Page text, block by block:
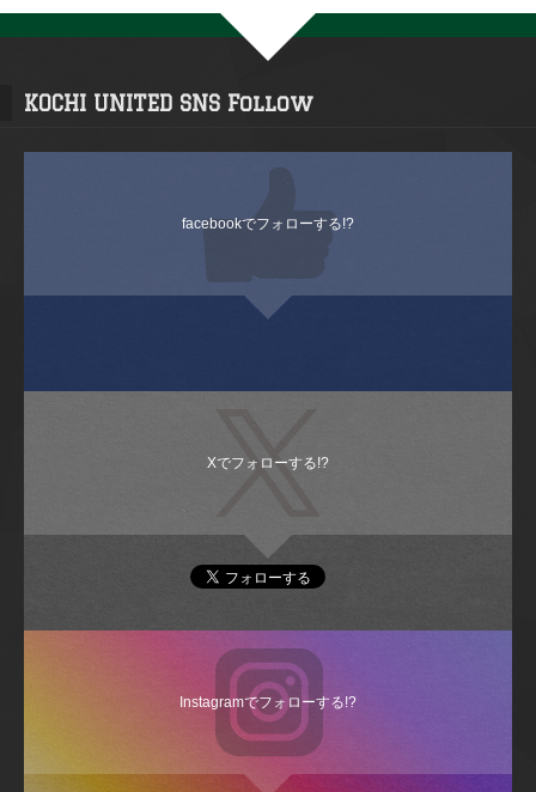
KOCHI UNITED SNS Follow
facebookでフォローする!?
Xでフォローする!?
Instagramでフォローする!?